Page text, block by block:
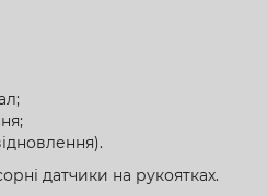
датчики на рукоятках.